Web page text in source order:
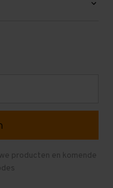
producten en komende